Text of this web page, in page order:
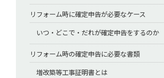
リフォーム時に確定申告が必要なケース
いつ・どこで・だれが確定申告をするのか
リフォーム時の確定申告に必要な書類
増改築等工事証明書とは